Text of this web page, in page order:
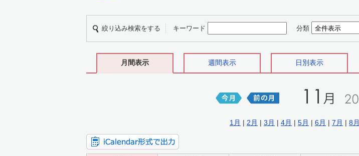
絞り込み検索をする キーワード 分類
月間表示 週間表示 日別表示
1月 | 2月 | 3月 | 4月 | 5月 | 6月 | 7月 | 8月